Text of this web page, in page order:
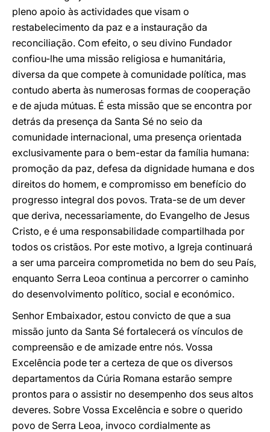
pleno apoio às actividades que visam o
restabelecimento da paz e a instauração da
reconciliação. Com efeito, o seu divino Fundador
confiou-lhe uma missão religiosa e humanitária,
diversa da que compete à comunidade política, mas
contudo aberta às numerosas formas de cooperação
e de ajuda mútuas. É esta missão que se encontra por
detrás da presença da Santa Sé no seio da
comunidade internacional, uma presença orientada
exclusivamente para o bem-estar da família humana:
promoção da paz, defesa da dignidade humana e dos
direitos do homem, e compromisso em benefício do
progresso integral dos povos. Trata-se de um dever
que deriva, necessariamente, do Evangelho de Jesus
Cristo, e é uma responsabilidade compartilhada por
todos os cristãos. Por este motivo, a Igreja continuará
a ser uma parceira comprometida no bem do seu País,
enquanto Serra Leoa continua a percorrer o caminho
do desenvolvimento político, social e económico.
Senhor Embaixador, estou convicto de que a sua
missão junto da Santa Sé fortalecerá os vínculos de
compreensão e de amizade entre nós. Vossa
Excelência pode ter a certeza de que os diversos
departamentos da Cúria Romana estarão sempre
prontos para o assistir no desempenho dos seus altos
deveres. Sobre Vossa Excelência e sobre o querido
povo de Serra Leoa, invoco cordialmente as